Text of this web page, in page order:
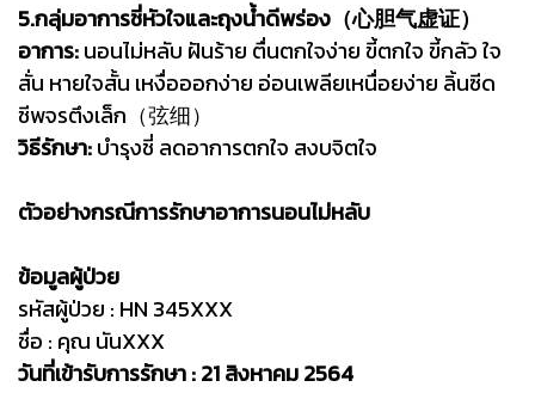
5.กลุ่มอาการชี่หัวใจและถุงน้ำดีพร่อง（心胆气虚证）
อาการ:นอนไม่หลับ ฝันร้าย ตื่นตกใจง่าย ขี้ตกใจ ขี้กลัว ใจ
สั่น หายใจสั้น เหงื่อออกง่าย อ่อนเพลียเหนื่อยง่าย ลิ้นซีด
ชีพจรตึงเล็ก（弦细）
วิธีรักษา:บำรุงชี่ ลดอาการตกใจ สงบจิตใจ
ตัวอย่างกรณีการรักษาอาการนอนไม่หลับ
ข้อมูลผู้ป่วย
รหัสผู้ป่วย : HN 345XXX
ชื่อ : คุณ นันXXX
วันที่เข้ารับการรักษา : 21 สิงหาคม 2564